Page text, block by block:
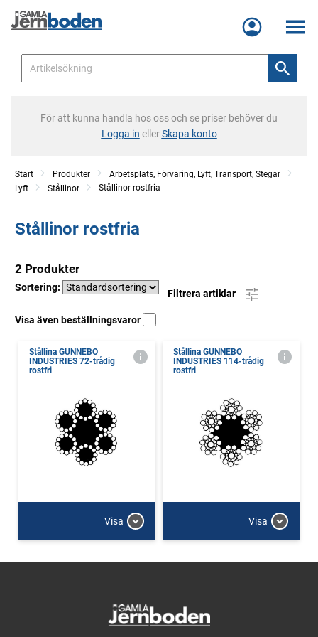
Meny
För att kunna handla hos oss och se priser behöver du
Logga in ellerSkapa konto
Start Produkter
Arbetsplats, Förvaring, Lyft, Transport, Stegar
Lyft
Stållinor Stållinor rostfria
Stållinor rostfria
2 Produkter
Sortering:
Filtrera artiklar
Visa även beställningsvaror
Stållina GUNNEBO
INDUSTRIES 72-trådig
rostfri
Visa
Stållina GUNNEBO
INDUSTRIES 114-trådig
rostfri
Visa